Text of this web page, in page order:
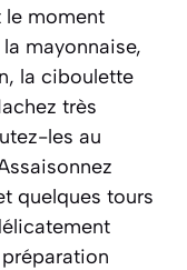
le moment
mayonnaise,
la ciboulette
très
les au
quelques tours
préparation